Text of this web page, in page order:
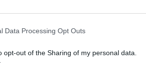
Data Processing Opt Outs
opt-out of the Sharing of my personal data.
στόχων του, συμπεριλαμβανομένου του